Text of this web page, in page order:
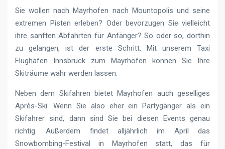
Sie wollen nach Mayrhofen nach Mountopolis und seine
extremen Pisten erleben? Oder bevorzugen Sie vielleicht
ihre sanften Abfahrten für Anfänger? So oder so, dorthin
zu gelangen, ist der erste Schritt. Mit unserem Taxi
Flughafen Innsbruck zum Mayrhofen können Sie Ihre
Skiträume wahr werden lassen.
Neben dem Skifahren bietet Mayrhofen auch geselliges
Après-Ski. Wenn Sie also eher ein Partygänger als ein
Skifahrer sind, dann sind Sie bei diesen Events genau
richtig. Außerdem findet alljährlich im April das
Snowbombing-Festival in Mayrhofen statt, das für